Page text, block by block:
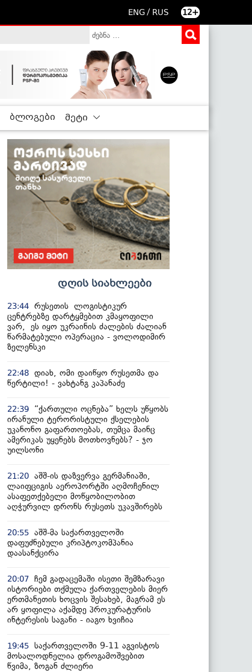
ENG / RUS 12+
ბლოგები მეტი
დღის სიახლეები
23:44 რუსეთის ლოგისტიკურ
ცენტრებზე დარტყმებით კმაყოფილი
ვარ, ეს იყო უკრაინის ძალების ძალიან
წარმატებული ოპერაცია - ვოლოდიმირ
ზელენსკი
22:48 დიახ, ომი დაიწყო რუსეთმა და
წერტილი! - ვახტანგ კაპანაძე
22:39
“ქართული ოცნება” ხელს უწყობს
ირანული ტერორისტული ქსელების
უკანონო გაფართოებას, თუმცა მაინც
ამერიკას უყენებს მოთხოვნებს? - ჯო
უილსონი
21:20 აშშ-ის დაზვერვა გერმანიაში,
ლაიფციგის აეროპორტში აღმოჩენილ
ასაფეთქებელი მოწყობილობით
აღჭურვილ დრონს რუსეთს უკავშირებს
20:55 აშშ-მა საქართველოში
დაფუძნებული კრიპტოკომპანია
დაასანქცირა
20:07 ჩემ გადაცემაში ისეთი შემზარავი
ისტორიები თქმულა ქართველების მიერ
ერთმანეთის ხოცვის შესახებ, მაგრამ ეს
არ ყოფილა აქამდე პროკურატურის
ინტერესის საგანი - იაგო ხვიჩია
19:45 საქართველოში 9-11 აგვისტოს
მოსალოდნელია დროგამოშვებით
წვიმა, ზოგან ძლიერი